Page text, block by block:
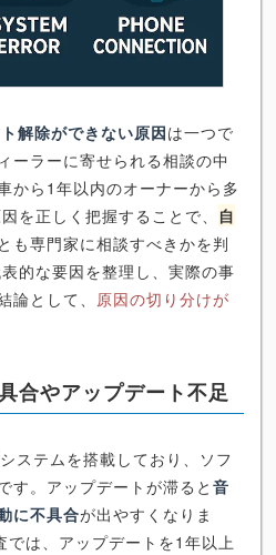
解除ができない原因は一つで
ーラーに寄せられる相談の中
から1年以内のオーナーから多
を正しく把握することで、 自
とも専門家に相談すべきかを判
的な要因を整理し、実際の事
論として、 原因の切り分けが
合やアップデート不足
ステムを搭載しており、ソフ
す。アップデートが滞ると 音
に不具合が出やすくなりま
は、アップデートを1年以上